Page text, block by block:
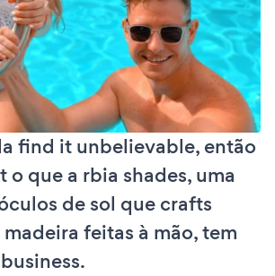
find it unbelievable, então
o que a rbia shades, uma
de sol que crafts
feitas à mão, tem